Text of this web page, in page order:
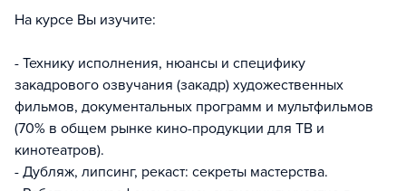
На курсе Вы изучите:
- Технику исполнения, нюансы и специфику
закадрового озвучания (закадр) художественных
фильмов, документальных программ и мультфильмов
(70% в общем рынке кино-продукции для ТВ и
кинотеатров).
- Дубляж, липсинг, рекаст: секреты мастерства.